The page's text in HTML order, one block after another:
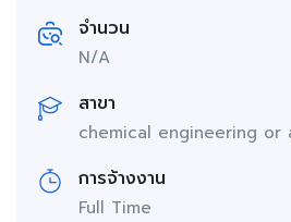
จำนวน
N/A
สาขา
chemical engineering or
การจ้างงาน
Full Time